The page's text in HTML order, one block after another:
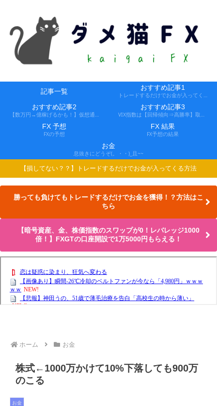
記事一覧 おすすめ記事1
おすすめ記事2 おすすめ記事3
FX 予想
FXの予想
FX 結果
FX予想の結果
お金
息抜きにどうぞ(。・・)_且~~
【損してない？？】トレードするだけでお金が入ってくる方法
勝っても負けてもトレードするだけでお金を獲得！？方法はこ
ちら
【暗号資産、金、株価指数のスワップが0！レバレッジ1000
倍！】FXGTの口座開設で1万5000円もらえる！
ホーム お金
株式←1000万かけて10%下落しても900万
のこる
お金